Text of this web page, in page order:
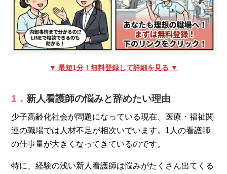
▼ 最短1分！無料登録して詳細を見る ▼
1． 新人看護師の悩みと辞めたい理由
少子高齢化社会が問題になっている現在、医療・福祉関
連の職場では人材不足が相次いでいます。1人の看護師
の仕事量が大きくなってきているのです。
特に、経験の浅い新人看護師は悩みがたくさん出てくる